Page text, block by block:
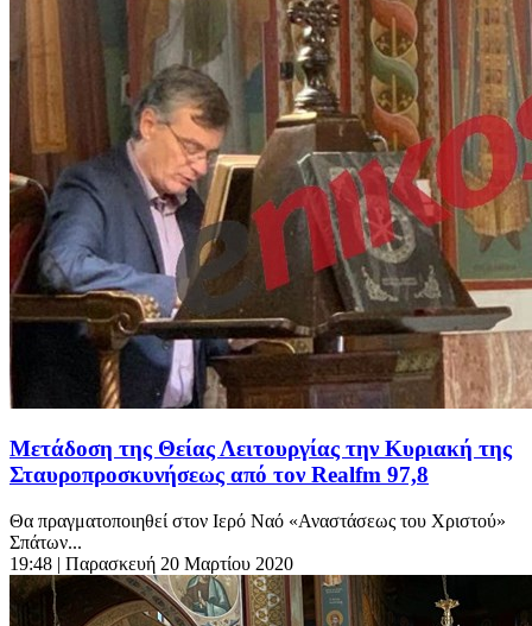
Μετάδοση της Θείας Λειτουργίας την Κυριακή της
Σταυροπροσκυνήσεως από τον Realfm 97,8
Θα πραγματοποιηθεί στον Ιερό Ναό «Αναστάσεως του Χριστού»
Σπάτων...
19:48 | Παρασκευή 20 Μαρτίου 2020